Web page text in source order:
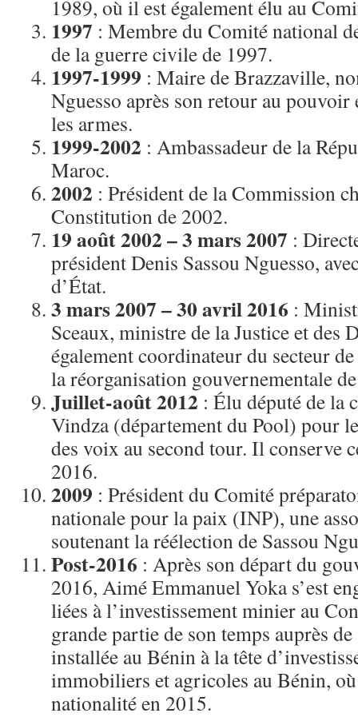
1989, où il est également élu au
1997 : Membre du Comité national
de la guerre civile de 1997.
1997-1999 : Maire de Brazzaville,
Nguesso après son retour au
les armes.
1999-2002 : Ambassadeur de la
Maroc.
2002 : Président de la Commission
Constitution de 2002.
19 août 2002 – 3 mars 2007 :
président Denis Sassou Nguesso,
d’État.
3 mars 2007 – 30 avril 2016 :
Sceaux, ministre de la Justice et des
également coordinateur du secteur
la réorganisation gouvernementale
Juillet-août 2012 : Élu député de la
Vindza (département du Pool) pour
des voix au second tour. Il conserve
2016.
2009 : Président du Comité
nationale pour la paix (INP), une
soutenant la réélection de Sassou
Post-2016 : Après son départ du
2016, Aimé Emmanuel Yoka s’est
liées à l’investissement minier au
grande partie de son temps auprès
installée au Bénin à la tête
immobiliers et agricoles au Bénin,
nationalité en 2015.